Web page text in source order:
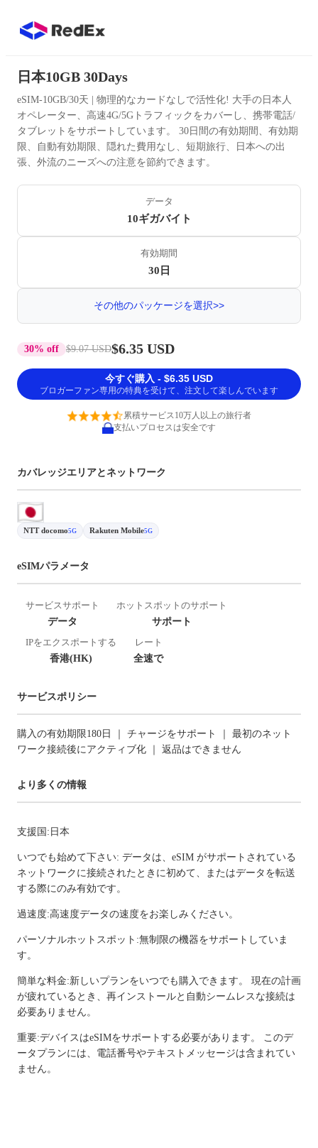
日本10GB 30Days
eSIM-10GB/30天 | 物理的なカードなしで活性化! 大手の日本人
オペレーター、高速4G/5Gトラフィックをカバーし、携帯電話/
タブレットをサポートしています。 30日間の有効期間、有効期
限、自動有効期限、隠れた費用なし、短期旅行、日本への出
張、外流のニーズへの注意を節約できます。
データ
10ギガバイト
有効期間
30日
その他のパッケージを選択>>
30% off $9.07 USD$6.35 USD
今すぐ購入 - $6.35 USD
ブロガーファン専用の特典を受けて、注文して楽しんでいます
累積サービス10万人以上の旅行者
支払いプロセスは安全です
カバレッジエリアとネットワーク
NTT docomo5G Rakuten Mobile5G
eSIMパラメータ
サービスサポート
データ
ホットスポットのサポート
サポート
IPをエクスポートする
香港(HK)
レート
全速で
サービスポリシー
購入の有効期限180日 ｜ チャージをサポート ｜ 最初のネット
ワーク接続後にアクティブ化 ｜ 返品はできません
より多くの情報
支援国:日本
いつでも始めて下さい: データは、eSIM がサポートされている
ネットワークに接続されたときに初めて、またはデータを転送
する際にのみ有効です。
過速度:高速度データの速度をお楽しみください。
パーソナルホットスポット:無制限の機器をサポートしていま
す。
簡単な料金:新しいプランをいつでも購入できます。 現在の計画
が疲れているとき、再インストールと自動シームレスな接続は
必要ありません。
重要:デバイスはeSIMをサポートする必要があります。 このデ
ータプランには、電話番号やテキストメッセージは含まれてい
ません。